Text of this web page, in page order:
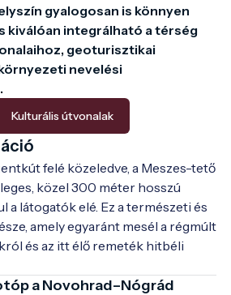
gyalogosan is könnyen
kiválóan integrálható a térség
geoturisztikai
nevelési
Kulturális útvonalak
felé közeledve, a Meszes-tető
közel 300 méter hosszú
a látogatók elé. Ez a természeti és
amely egyaránt mesél a régmúlt
és az itt élő remeték hitbéli
a Novohrad–Nógrád